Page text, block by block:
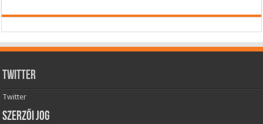
Twitter
Twitter
Szerzői jog